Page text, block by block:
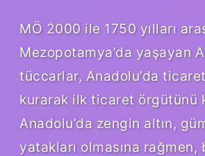
MÖ 2000 ile 1750 yılları
Mezopotamya’da yaşayan
tüccarlar, Anadolu’da
kurarak ilk ticaret örgütünü
Anadolu’da zengin altın,
yatakları olmasına rağmen,